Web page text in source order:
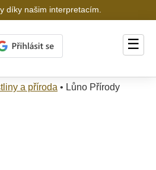
díky našim interpretacím.
☰
a příroda • Lůno Přírody